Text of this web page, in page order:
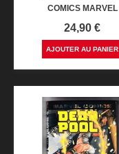
COMICS MARVEL
Prix
24,90 €
AJOUTER AU PANIER